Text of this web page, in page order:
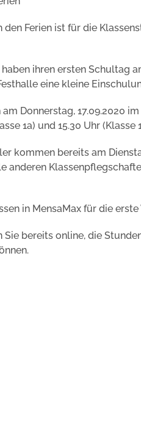
Ferien ist für die
ihren ersten Schultag
eine kleine
Donnerstag, 17.09.2020
1a) und 15.30 Uhr
kommen bereits am
anderen
in MensaMax für die
Sie bereits online, die